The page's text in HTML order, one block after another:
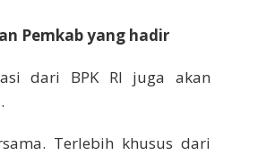
Pemkab yang hadir
dari BPK RI juga akan
Terlebih khusus dari